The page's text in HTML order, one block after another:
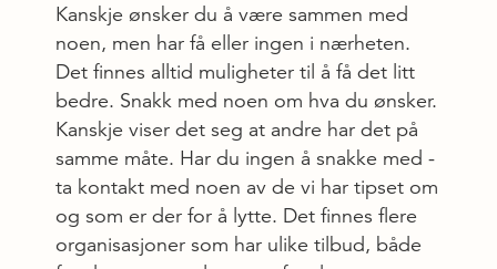
Kanskje ønsker du å være sammen med
noen, men har få eller ingen i nærheten.
Det finnes alltid muligheter til å få det litt
bedre. Snakk med noen om hva du ønsker.
Kanskje viser det seg at andre har det på
samme måte. Har du ingen å snakke med -
ta kontakt med noen av de vi har tipset om
og som er der for å lytte. Det finnes flere
organisasjoner som har ulike tilbud, både